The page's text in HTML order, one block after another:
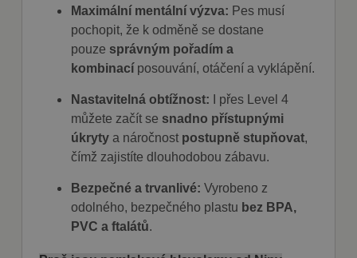
Maximální mentální výzva: Pes musí
pochopit, že k odměně se dostane
pouze správným pořadím a
kombinací posouvání, otáčení a vyklápění.
Nastavitelná obtížnost: I přes Level 4
můžete začít se snadno přístupnými
úkryty a náročnost postupně stupňovat,
čímž zajistíte dlouhodobou zábavu.
Bezpečné a trvanlivé: Vyrobeno z
odolného, bezpečného plastu bez BPA,
PVC a ftalátů.